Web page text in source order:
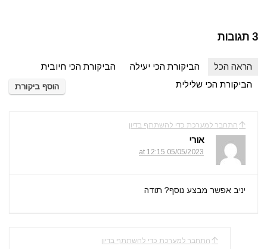
3 תגובות
הראה הכל הביקורת הכי יעילה
הביקורת הכי חיובית
הביקורת הכי שלילית
הוסף ביקורת
התחבר למערכת כדי להשתתף בדיון
אורי
05/05/2023 at 12:15
יניב אפשר מבצע נוסף? תודה
התחבר למערכת כדי להשתתף בדיון